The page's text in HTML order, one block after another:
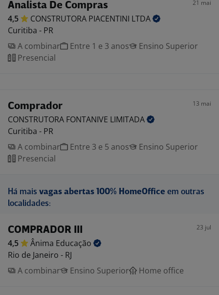
Analista De Compras 21 mai
4,5 CONSTRUTORA PIACENTINI LTDA
Curitiba - PR
A combinar
Entre 1 e 3 anos
Ensino Superior
Presencial
Comprador 13 mai
CONSTRUTORA FONTANIVE LIMITADA
Curitiba - PR
A combinar
Entre 3 e 5 anos
Ensino Superior
Presencial
Há mais vagas abertas 100% HomeOffice em outras
localidades:
COMPRADOR III 23 jul
4,5 Ânima Educação
Rio de Janeiro - RJ
A combinar
Ensino Superior Home office